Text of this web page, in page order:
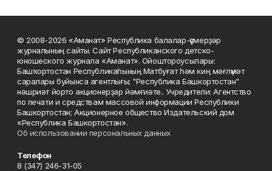
© 2008-2026 «Аманат» Республика балалар-үҫмерҙәр
журналының сайты. Сайт Республиканского детско-
юношеского журнала «Аманат». Ойоштороусылары:
Башҡортостан Республикаһының Матбуғат һәм киң мәғлүмәт
саралары буйынса агентлығы; "Республика Башкортостан"
нәшриәт йорто акционерҙар йәмғиәте.. Учредители: Агентство
по печати и средствам массовой информации Республики
Башкортостан; Акционерное общество Издательский дом
«Республика Башкортостан».
Об использовании персональных данных
Телефон
8 (347) 246-31-05